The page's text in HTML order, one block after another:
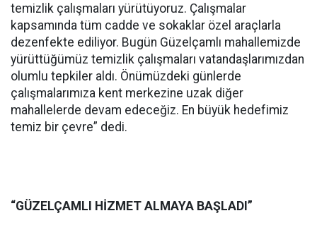
temizlik çalışmaları yürütüyoruz. Çalışmalar
kapsamında tüm cadde ve sokaklar özel araçlarla
dezenfekte ediliyor. Bugün Güzelçamlı mahallemizde
yürüttüğümüz temizlik çalışmaları vatandaşlarımızdan
olumlu tepkiler aldı. Önümüzdeki günlerde
çalışmalarımıza kent merkezine uzak diğer
mahallelerde devam edeceğiz. En büyük hedefimiz
temiz bir çevre” dedi.
“GÜZELÇAMLI HİZMET ALMAYA BAŞLADI”